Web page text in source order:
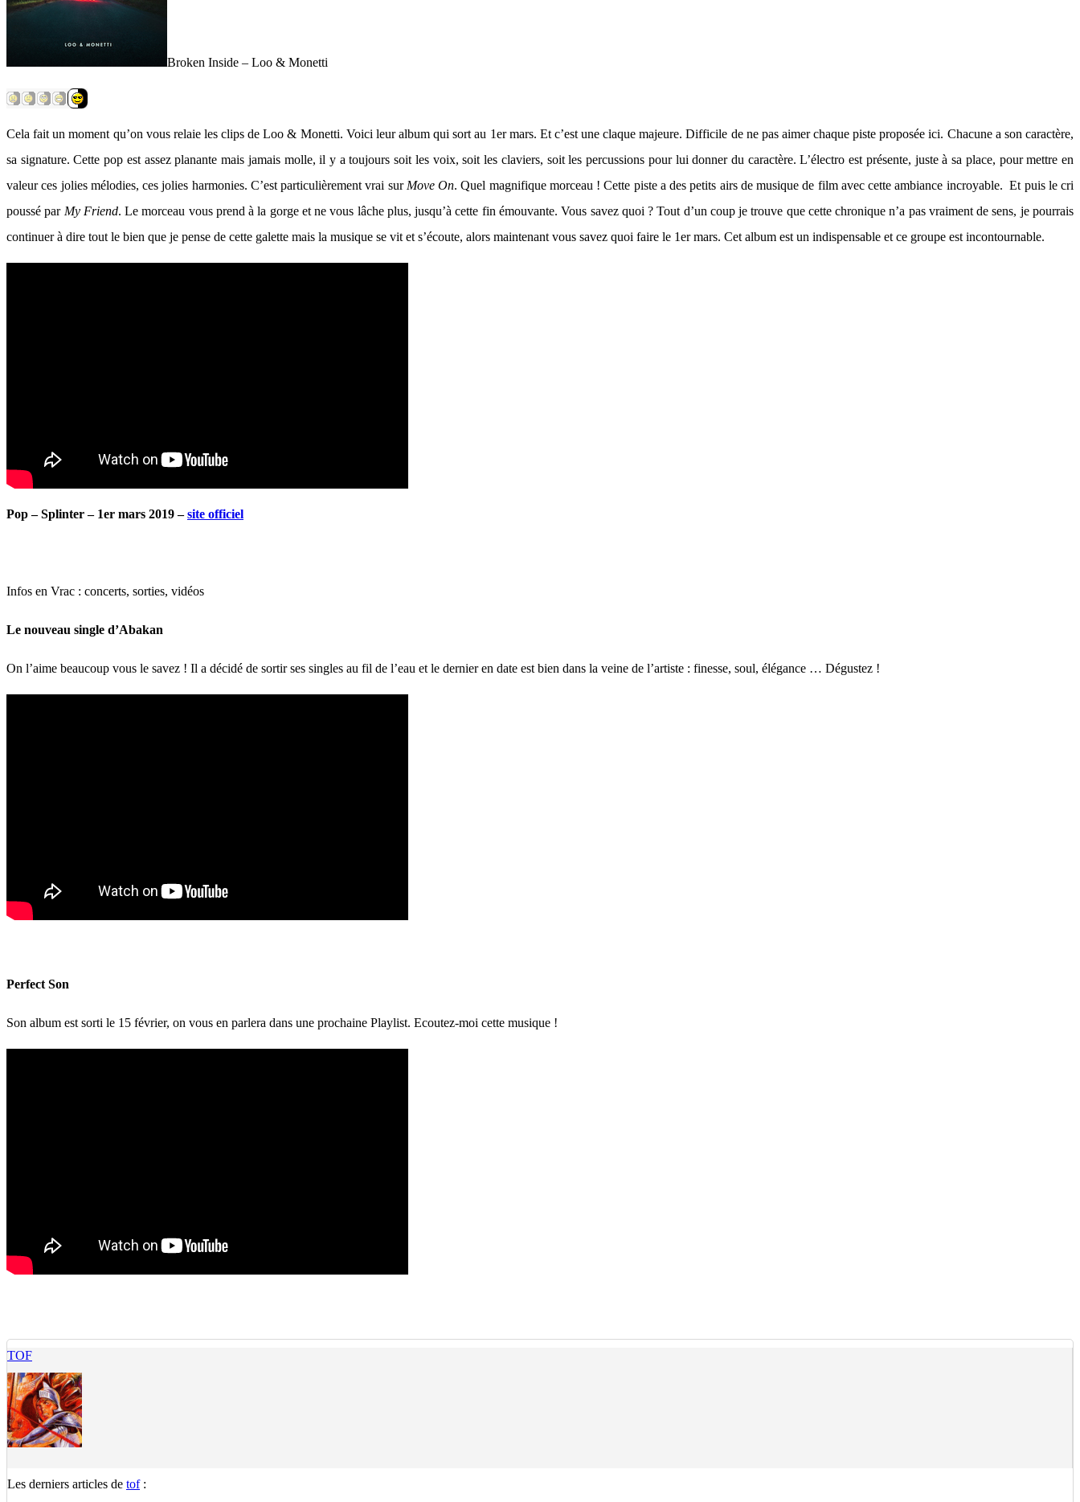
Broken Inside – Loo & Monetti
Cela fait un moment qu’on vous relaie les clips de Loo & Monetti. Voici leur album qui sort au 1er mars. Et c’est une claque majeure. Difficile de ne pas aimer chaque piste proposée ici. Chacune a son caractère,
sa signature. Cette pop est assez planante mais jamais molle, il y a toujours soit les voix, soit les claviers, soit les percussions pour lui donner du caractère. L’électro est présente, juste à sa place, pour mettre en
valeur ces jolies mélodies, ces jolies harmonies. C’est particulièrement vrai sur Move On. Quel magnifique morceau ! Cette piste a des petits airs de musique de film avec cette ambiance incroyable. Et puis le cri
poussé par My Friend. Le morceau vous prend à la gorge et ne vous lâche plus, jusqu’à cette fin émouvante. Vous savez quoi ? Tout d’un coup je trouve que cette chronique n’a pas vraiment de sens, je pourrais
continuer à dire tout le bien que je pense de cette galette mais la musique se vit et s’écoute, alors maintenant vous savez quoi faire le 1er mars. Cet album est un indispensable et ce groupe est incontournable.
Pop – Splinter – 1er mars 2019 –site officiel
Infos en Vrac : concerts, sorties, vidéos
Le nouveau single d’Abakan
On l’aime beaucoup vous le savez ! Il a décidé de sortir ses singles au fil de l’eau et le dernier en date est bien dans la veine de l’artiste : finesse, soul, élégance … Dégustez !
Perfect Son
Son album est sorti le 15 février, on vous en parlera dans une prochaine Playlist. Ecoutez-moi cette musique !
TOF
Les derniers articles de tof: